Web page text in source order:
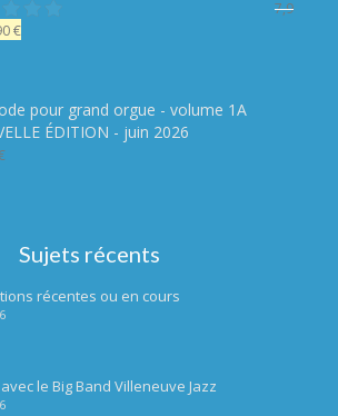
7,9
€.
€Le
4,90 €.
pour grand orgue - volume 1A
ÉDITION - juin 2026
Sujets récents
récentes ou en cours
le Big Band Villeneuve Jazz